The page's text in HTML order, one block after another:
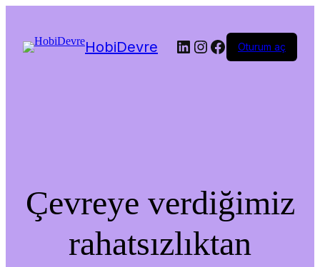
HobiDevre LinkedIn
Instagram
Facebook
Oturum aç
Çevreye verdiğimiz
rahatsızlıktan